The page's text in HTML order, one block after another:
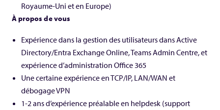
Royaume-Uni et en Europe)
À propos de vous
Expérience dans la gestion des utilisateurs dans Active
Directory/Entra Exchange Online, Teams Admin Centre, et
expérience d’administration Office 365
Une certaine expérience en TCP/IP, LAN/WAN et
débogage VPN
1-2 ans d’expérience préalable en helpdesk (support